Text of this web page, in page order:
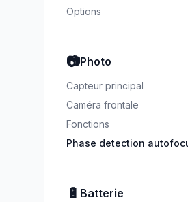
Options
📷Photo
Capteur principal
Caméra frontale
Fonctions
Phase detection
🔋 Batterie